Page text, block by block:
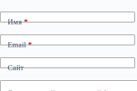
Имя*
Email*
Сайт